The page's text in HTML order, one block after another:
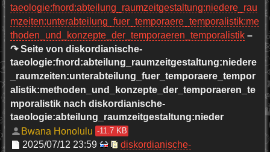
taeologie:fnord:abteilung_raumzeitgestaltung:niedere_rau
mzeiten:unterabteilung_fuer_temporaere_temporalistik:me
thoden_und_konzepte_der_temporaeren_temporalistik –
↷ Seite von diskordianische-
taeologie:fnord:abteilung_raumzeitgestaltung:niedere
_raumzeiten:unterabteilung_fuer_temporaere_tempor
alistik:methoden_und_konzepte_der_temporaeren_te
mporalistik nach diskordianische-
taeologie:abteilung_raumzeitgestaltung:nieder
Bwana Honolulu -11.7 KB
2025/07/12 23:59
diskordianische-